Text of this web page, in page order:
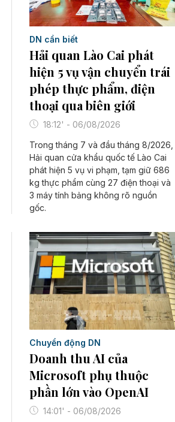
DN cần biết
Hải quan Lào Cai phát
hiện 5 vụ vận chuyển trái
phép thực phẩm, điện
thoại qua biên giới
18:12' - 06/08/2026
Trong tháng 7 và đầu tháng 8/2026,
Hải quan cửa khẩu quốc tế Lào Cai
phát hiện 5 vụ vi phạm, tạm giữ 686
kg thực phẩm cùng 27 điện thoại và
3 máy tính bảng không rõ nguồn
gốc.
Chuyển động DN
Doanh thu AI của
Microsoft phụ thuộc
phần lớn vào OpenAI
14:01' - 06/08/2026